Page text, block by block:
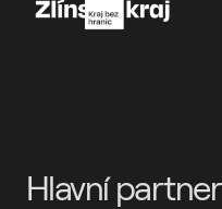
Hlavní partner